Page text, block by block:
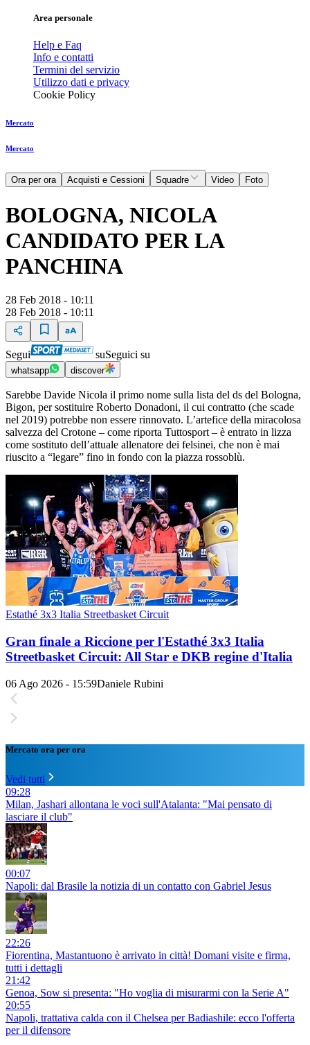
Area personale
Help e Faq
Info e contatti
Termini del servizio
Utilizzo dati e privacy
Cookie Policy
Mercato
Mercato
Ora per ora Acquisti e Cessioni Squadre Video Foto
BOLOGNA, NICOLA
CANDIDATO PER LA
PANCHINA
28 Feb 2018 - 10:11
28 Feb 2018 - 10:11
Segui suSeguici su
whatsapp discover
Sarebbe Davide Nicola il primo nome sulla lista del ds del Bologna,
Bigon, per sostituire Roberto Donadoni, il cui contratto (che scade
nel 2019) potrebbe non essere rinnovato. L’artefice della miracolosa
salvezza del Crotone – come riporta Tuttosport – è entrato in lizza
come sostituto dell’attuale allenatore dei felsinei, che non è mai
riuscito a “legare” fino in fondo con la piazza rossoblù.
Estathé 3x3 Italia Streetbasket Circuit
Gran finale a Riccione per l'Estathé 3x3 Italia
Streetbasket Circuit: All Star e DKB regine d'Italia
06 Ago 2026 - 15:59Daniele Rubini
Mercato ora per ora
Vedi tutti
09:28
Milan, Jashari allontana le voci sull'Atalanta: "Mai pensato di
lasciare il club"
00:07
Napoli: dal Brasile la notizia di un contatto con Gabriel Jesus
22:26
Fiorentina, Mastantuono è arrivato in città! Domani visite e firma,
tutti i dettagli
21:42
Genoa, Sow si presenta: "Ho voglia di misurarmi con la Serie A"
20:55
Napoli, trattativa calda con il Chelsea per Badiashile: ecco l'offerta
per il difensore